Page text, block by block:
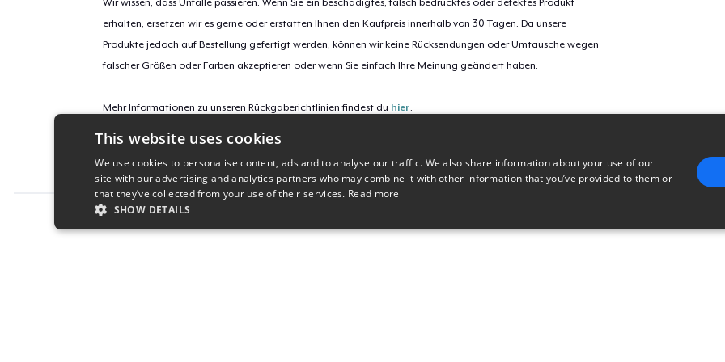
Wir wissen, dass Unfälle passieren. Wenn Sie ein beschädigtes, falsch bedrucktes oder defektes Produkt
erhalten, ersetzen wir es gerne oder erstatten Ihnen den Kaufpreis innerhalb von 30 Tagen. Da unsere
Produkte jedoch auf Bestellung gefertigt werden, können wir keine Rücksendungen oder Umtausche wegen
falscher Größen oder Farben akzeptieren oder wenn Sie einfach Ihre Meinung geändert haben.
Mehr Informationen zu unseren Rückgaberichtlinien findest du hier.
Kampagnen-ID:
get-i-love-quilting
This website uses cookies
We use cookies to personalise content, ads and to analyse our traffic. We also share information about your use of our
site with our advertising and analytics partners who may combine it with other information that you’ve provided to them or
that they’ve collected from your use of their services. Read more
SHOW DETAILS